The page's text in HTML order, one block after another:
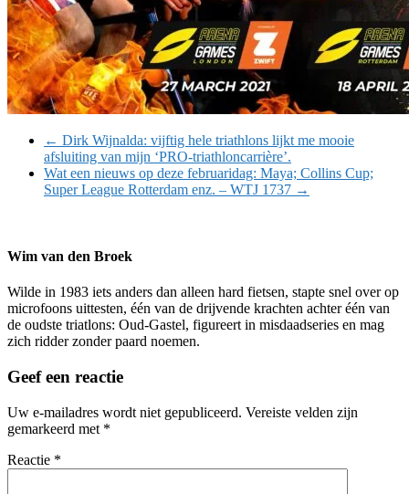
← Dirk Wijnalda: vijftig hele triathlons lijkt me mooie
afsluiting van mijn ‘PRO-triathloncarrière’.
Wat een nieuws op deze februaridag: Maya; Collins Cup;
Super League Rotterdam enz. – WTJ 1737 →
Wim van den Broek
Wilde in 1983 iets anders dan alleen hard fietsen, stapte snel over op
microfoons uittesten, één van de drijvende krachten achter één van
de oudste triatlons: Oud-Gastel, figureert in misdaadseries en mag
zich ridder zonder paard noemen.
Geef een reactie
Uw e-mailadres wordt niet gepubliceerd. Vereiste velden zijn
gemarkeerd met *
Reactie *